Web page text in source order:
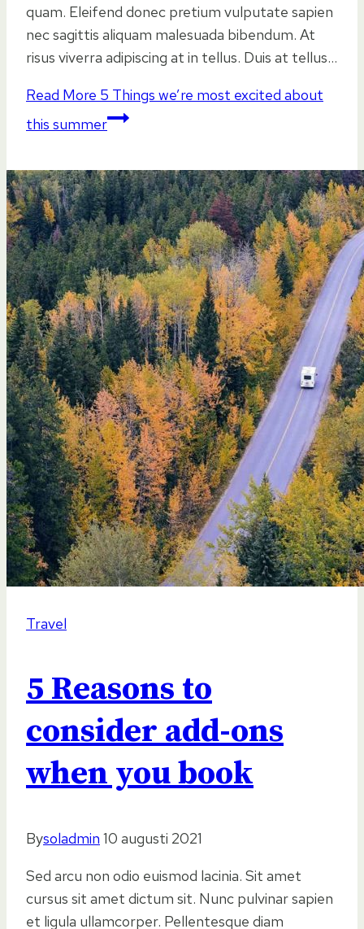
quam. Eleifend donec pretium vulputate sapien
nec sagittis aliquam malesuada bibendum. At
risus viverra adipiscing at in tellus. Duis at tellus…
Read More 5 Things we’re most excited about
this summer
Travel
5 Reasons to
consider add-ons
when you book
Bysoladmin 10 augusti 2021
Sed arcu non odio euismod lacinia. Sit amet
cursus sit amet dictum sit. Nunc pulvinar sapien
et ligula ullamcorper. Pellentesque diam